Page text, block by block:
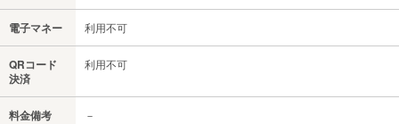
電子マネー 利用不可
QRコード
決済
利用不可
料金備考 －